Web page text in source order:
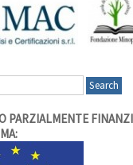
PARZIALMENTE